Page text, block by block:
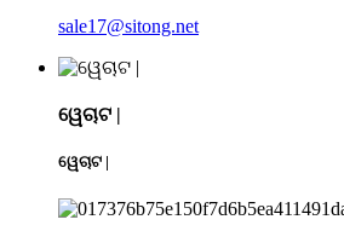
sale17@sitong.net
ୱେଚାଟ |
ୱେଚାଟ |